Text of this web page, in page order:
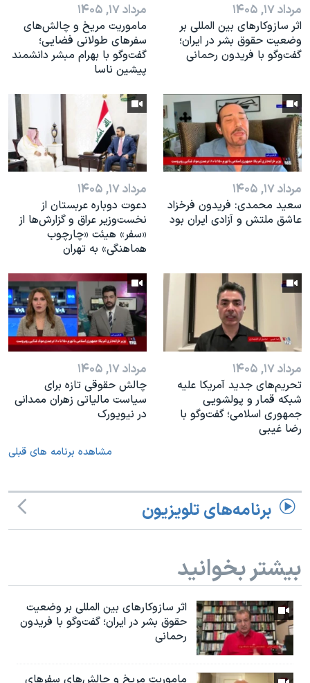
مرداد ۱۷, ۱۴۰۵
اثر ساز‌و‌کارهای بین المللی بر
وضعیت حقوق بشر در ایران؛
گفت‌وگو با فریدون رحمانی
مرداد ۱۷, ۱۴۰۵
ماموریت مریخ و چالش‌های
سفرهای طولانی فضایی؛
گفت‌وگو با بهرام مبشر دانشمند
پیشین ناسا
مرداد ۱۷, ۱۴۰۵
سعید محمدی: فریدون فرخزاد
عاشق ملتش و آزادی ایران بود
مرداد ۱۷, ۱۴۰۵
دعوت دوباره عربستان از
نخست‌وزیر عراق و گزارش‌ها از
«سفر» هیئت «چارچوب
هماهنگی» به تهران
مرداد ۱۷, ۱۴۰۵
تحریم‌های جدید آمریکا علیه
شبکه قمار و پولشویی
جمهوری اسلامی؛ گفت‌وگو با
رضا غیبی
مرداد ۱۷, ۱۴۰۵
چالش حقوقی تازه برای
سیاست مالیاتی زهران ممدانی
در نیویورک
مشاهده برنامه های قبلی
برنامه‌های تلویزیون
بیشتر بخوانید
اثر ساز‌و‌کارهای بین المللی بر وضعیت
حقوق بشر در ایران؛ گفت‌وگو با فریدون
رحمانی
ماموریت مریخ و چالش‌های سفرهای